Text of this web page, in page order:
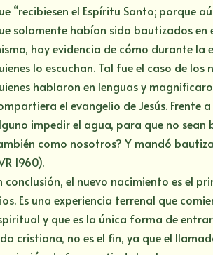
“recibiesen el Espíritu Santo; porque
solamente habían sido bautizados en
hay evidencia de cómo durante la
lo escuchan. Tal fue el caso de los
hablaron en lenguas y
el evangelio de Jesús. Frente
impedir el agua, para que no
como nosotros? Y mandó
1960).
conclusión, el nuevo nacimiento es el
Es una experiencia terrenal que
y que es la única forma de
cristiana, no es el fin, ya que el